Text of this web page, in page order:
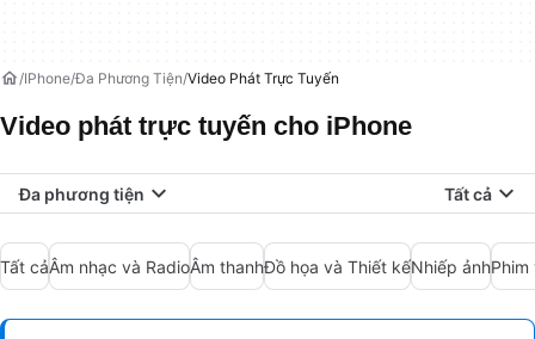
IPhone Đa Phương Tiện Video Phát Trực Tuyến
Video phát trực tuyến cho iPhone
Đa phương tiện Tất cả
Tất cảÂm nhạc và RadioÂm thanhĐồ họa và Thiết kếNhiếp ảnhPhim